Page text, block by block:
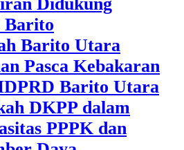
Barito
Barito Utara
Pasca Kebakaran
DPRD Barito Utara
DKPP dalam
PPPK dan